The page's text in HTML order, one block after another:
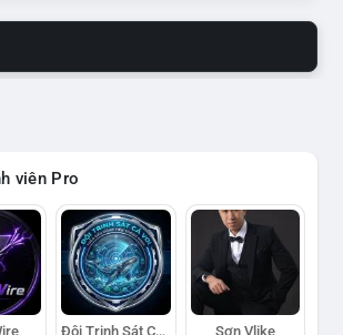
viên Pro
Đội Trinh Sát Cá Voi Sơn Vlike